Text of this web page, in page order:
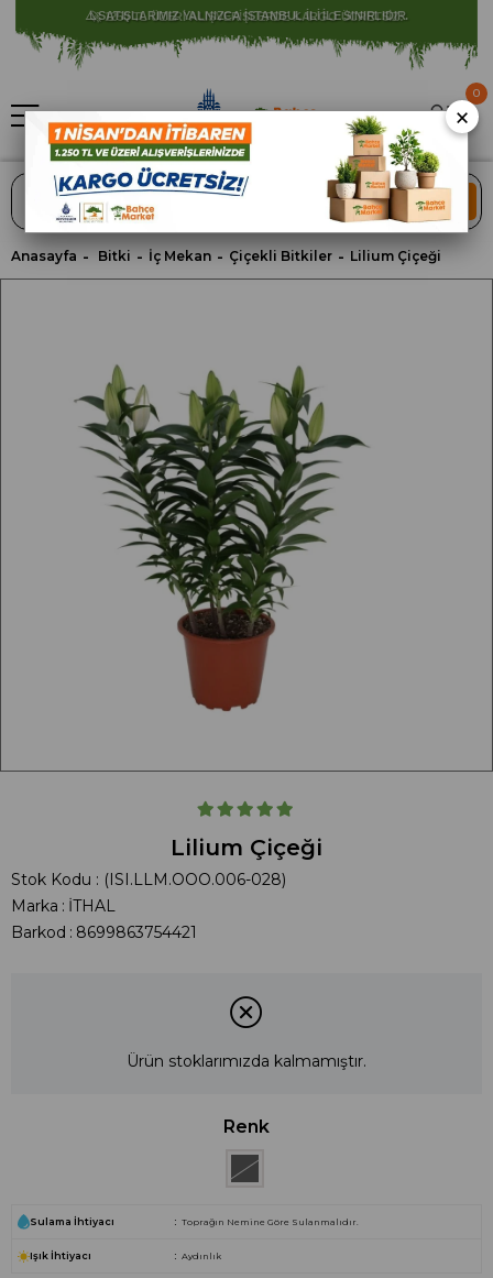
⚠️ SATIŞLARIMIZ YALNIZCA İSTANBUL İLİ İLE SINIRLIDIR.
ARA
0
Anasayfa Bitki İç Mekan Çiçekli Bitkiler Lilium Çiçeği
Lilium Çiçeği
Stok Kodu
(ISI.LLM.OOO.006-028)
Marka : İTHAL
Barkod : 8699863754421
Ürün stoklarımızda kalmamıştır.
Renk
Sulama İhtiyacı Toprağın Nemine Göre Sulanmalıdır.
Işık İhtiyacı Aydınlık
×